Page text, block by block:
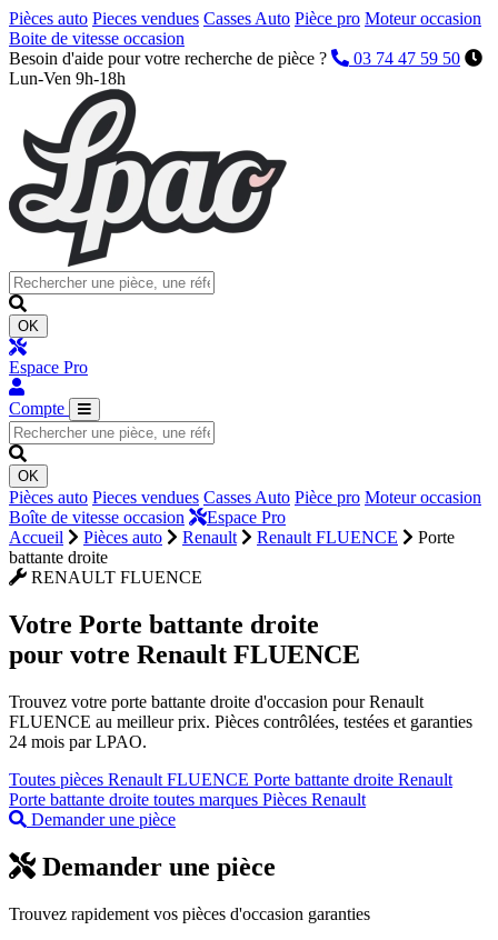
Pièces auto Pieces vendues Casses Auto Pièce pro Moteur occasion
Boite de vitesse occasion
Besoin d'aide pour votre recherche de pièce ?
03 74 47 59 50
Lun-Ven 9h-18h
OK
Espace Pro
Compte
OK
Pièces auto Pieces vendues Casses Auto Pièce pro Moteur occasion
Boîte de vitesse occasion
Espace Pro
Accueil
Pièces auto Renault Renault FLUENCE
Porte
battante droite
RENAULT FLUENCE
Votre Porte battante droite
pour votre Renault FLUENCE
Trouvez votre porte battante droite d'occasion pour Renault
FLUENCE au meilleur prix. Pièces contrôlées, testées et garanties
24 mois par LPAO.
Toutes pièces Renault FLUENCE Porte battante droite Renault
Porte battante droite toutes marques Pièces Renault
Demander une pièce
Demander une pièce
Trouvez rapidement vos pièces d'occasion garanties